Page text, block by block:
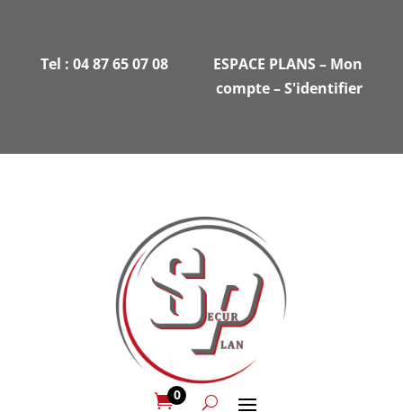
Tel : 04 87 65 07 08 ESPACE PLANS– Mon
compte–S'identifier
0